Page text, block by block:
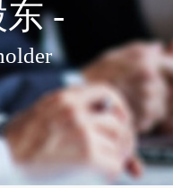
部
证明书)
-